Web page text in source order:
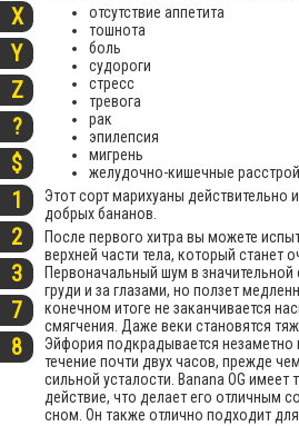
X
Y
Z
?
$
1
2
3
7
8
отсутствие аппетита
тошнота
боль
судороги
стресс
тревога
рак
эпилепсия
мигрень
желудочно-кишечные
Этот сорт марихуаны действительно
добрых бананов.
После первого хитра вы можете
верхней части тела, который станет
Первоначальный шум в значительной
груди и за глазами, но ползет
конечном итоге не заканчивается
смягчения. Даже веки становятся
Эйфория подкрадывается незаметно
течение почти двух часов, прежде
сильной усталости. Banana OG имеет
действие, что делает его отличным
сном. Он также отлично подходит